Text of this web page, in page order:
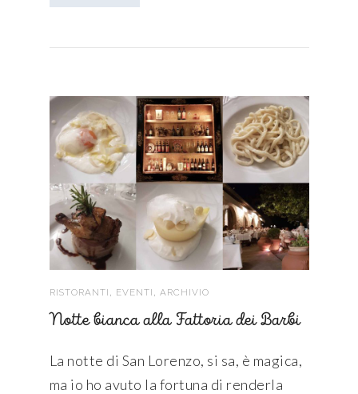
RISTORANTI EVENTI ARCHIVIO
Notte bianca alla Fattoria dei Barbi
La notte di San Lorenzo, si sa, è magica,
ma io ho avuto la fortuna di renderla